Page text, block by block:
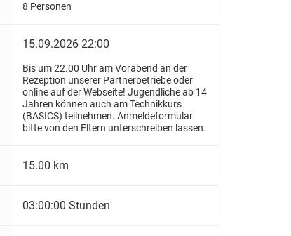
8 Personen
15.09.2026 22:00
Bis um 22.00 Uhr am Vorabend an der
Rezeption unserer Partnerbetriebe oder
online auf der Webseite! Jugendliche ab 14
Jahren können auch am Technikkurs
(BASICS) teilnehmen. Anmeldeformular
bitte von den Eltern unterschreiben lassen.
15.00 km
03:00:00 Stunden